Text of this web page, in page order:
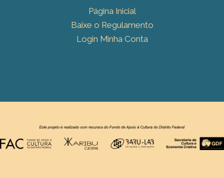
Página Inicial
Baixe o Regulamento
Login Minha Conta